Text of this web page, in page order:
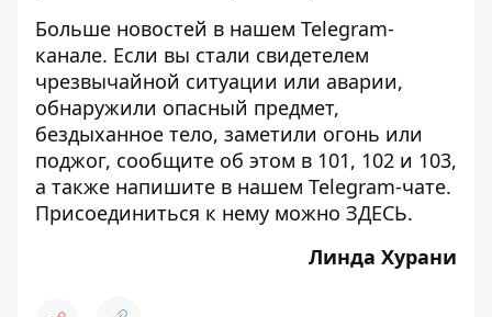
Больше новостей в нашем Telegram-
канале. Если вы стали свидетелем
чрезвычайной ситуации или аварии,
обнаружили опасный предмет,
бездыханное тело, заметили огонь или
поджог, сообщите об этом в 101, 102 и 103,
а также напишите в нашем Telegram-чате.
Присоединиться к нему можно ЗДЕСЬ.
Линда Хурани